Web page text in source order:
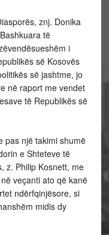
znj. Donika
të
i
së Kosovës
së jashtme, jo
në raport me vendet
të Republikës së
pas një takimi shumë
e Shteteve të
z. Philip Kosnett, me
veçanti ato që kanë
ndërfqinjësore, si
midis dy